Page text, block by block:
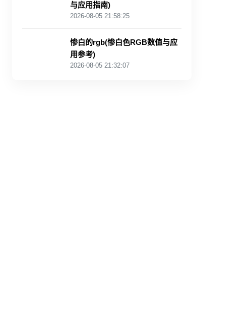
与应用指南)
2026-08-05 21:58:25
惨白的rgb(惨白色RGB数值与应
用参考)
2026-08-05 21:32:07